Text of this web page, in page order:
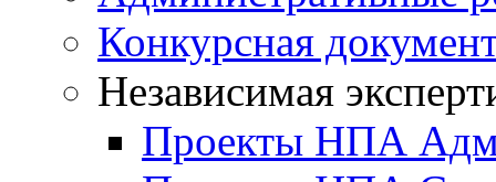
Конкурсная
Независимая
Проекты НПА